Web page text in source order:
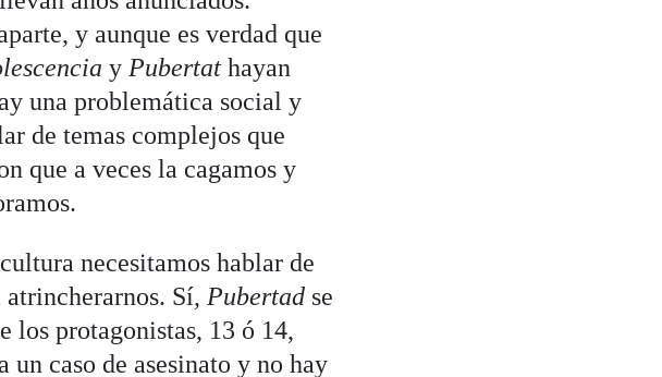
y aunque es verdad que
y Pubertathayan
una problemática social y
de temas complejos que
que a veces la cagamos y
necesitamos hablar de
Sí, Pubertadse
los protagonistas, 13 ó 14,
un caso de asesinato y no hay